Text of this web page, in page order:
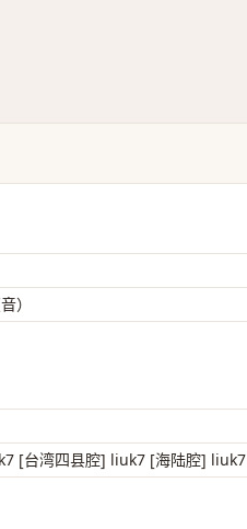
）
[台湾四县腔] liuk7 [海陆腔] liuk7